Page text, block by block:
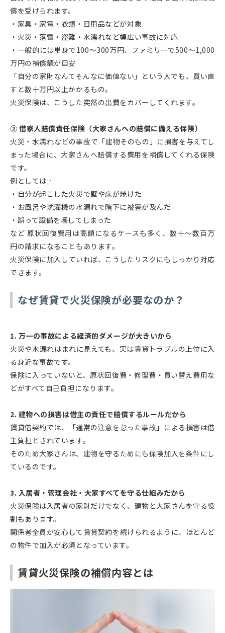
償を受けられます。
・家具・家電・衣類・日用品などが対象
・火災・落雷・盗難・水濡れなど幅広い事故に対応
・一般的には単身で100～300万円、ファミリーで500～1,000
万円の補償額が目安
「自分の家財なんてそんなに価値ない」という人でも、買い直
すと数十万円以上かかるもの。
火災保険は、こうした突然の出費をカバーしてくれます。
② 借家人賠償責任保険（大家さんへの賠償に備える保険）
火災・水濡れなどの事故で「建物そのもの」に損害を与えてし
まった場合に、大家さんへ賠償する費用を補償してくれる保険
です。
例としては…
・自分が起こした火災で壁や床が焼けた
・お風呂や洗濯機の水漏れで階下に被害が及んだ
・誤って設備を壊してしまった
など 原状回復費用は高額になるケースも多く、数十～数百万
円の請求になることもあります。
火災保険に加入していれば、こうしたリスクにもしっかり対応
できます。
なぜ賃貸で火災保険が必要なのか？
1. 万一の事故による経済的ダメージが大きいから
火災や水漏れはまれに見えても、実は賃貸トラブルの上位に入
る身近な事故です。
保険に入っていないと、原状回復費・修理費・買い替え費用な
どがすべて自己負担になります。
2. 建物への損害は借主の責任で賠償するルールだから
賃貸借契約では、「通常の注意を怠った事故」による損害は借
主負担とされています。
そのため大家さんは、建物を守るためにも保険加入を条件にし
ているのです。
3. 入居者・管理会社・大家すべてを守る仕組みだから
火災保険は入居者の家財だけでなく、建物と大家さんを守る役
割もあります。
関係者全員が安心して賃貸契約を続けられるように、ほとんど
の物件で加入が必須となっています。
賃貸火災保険の補償内容とは